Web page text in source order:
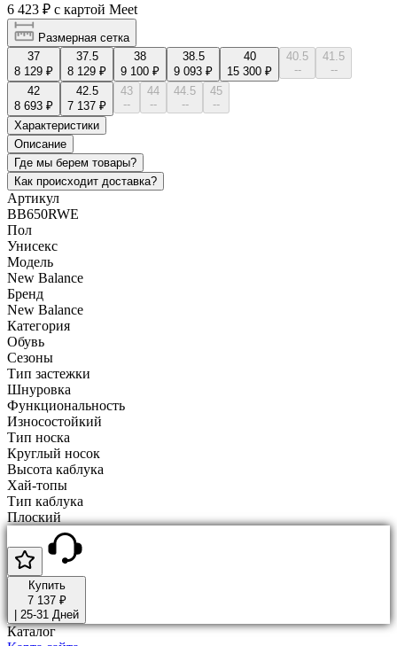
6 423 ₽ с картой Meet
Размерная сетка
37
8 129 ₽
37.5
8 129 ₽
38
9 100 ₽
38.5
9 093 ₽
40
15 300 ₽
40.5
--
41.5
--
42
8 693 ₽
42.5
7 137 ₽
43
--
44
--
44.5
--
45
--
Характеристики
Описание
Где мы берем товары?
Как происходит доставка?
Артикул
BB650RWE
Пол
Унисекс
Модель
New Balance
Бренд
New Balance
Категория
Обувь
Сезоны
Тип застежки
Шнуровка
Функциональность
Износостойкий
Тип носка
Круглый носок
Высота каблука
Хай-топы
Тип каблука
Плоский
Купить
7 137 ₽
25-31 Дней
Каталог